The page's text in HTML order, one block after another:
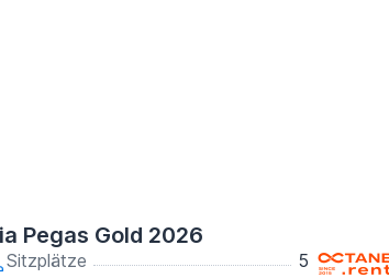
Pegas Gold 2026
Sitzplätze
5